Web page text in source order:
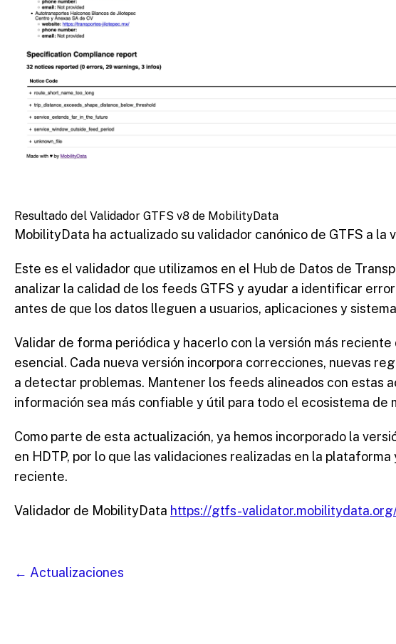
Resultado del Validador GTFS v8 de MobilityData
MobilityData ha actualizado su validador canónico de GTFS a la
Este es el validador que utilizamos en el Hub de Datos de
analizar la calidad de los feeds GTFS y ayudar a identificar
antes de que los datos lleguen a usuarios, aplicaciones y
Validar de forma periódica y hacerlo con la versión más
esencial. Cada nueva versión incorpora correcciones, nuevas
a detectar problemas. Mantener los feeds alineados con estas
información sea más confiable y útil para todo el ecosistema de
Como parte de esta actualización, ya hemos incorporado la
en HDTP, por lo que las validaciones realizadas en la
reciente.
Validador de MobilityData https://gtfs-
← Actualizaciones